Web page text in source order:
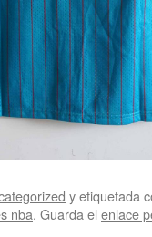
y etiquetada
nba. Guarda el enlace